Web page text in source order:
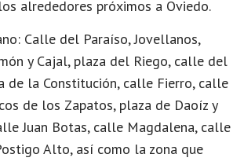
alrededores próximos a Oviedo.
Calle del Paraíso, Jovellanos,
y Cajal, plaza del Riego, calle del
de la Constitución, calle Fierro, calle
de los Zapatos, plaza de Daoíz y
Juan Botas, calle Magdalena, calle
Alto, así como la zona que